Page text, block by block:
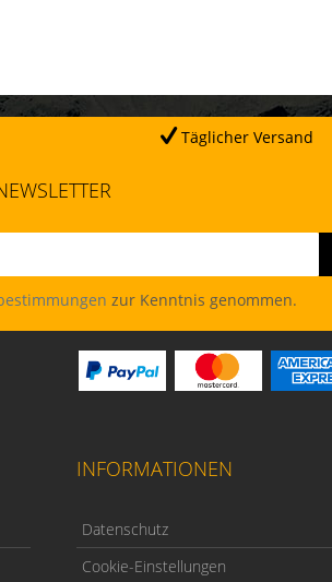
Täglicher Versand
zur Kenntnis genommen.
INFORMATIONEN
Datenschutz
Cookie-Einstellungen